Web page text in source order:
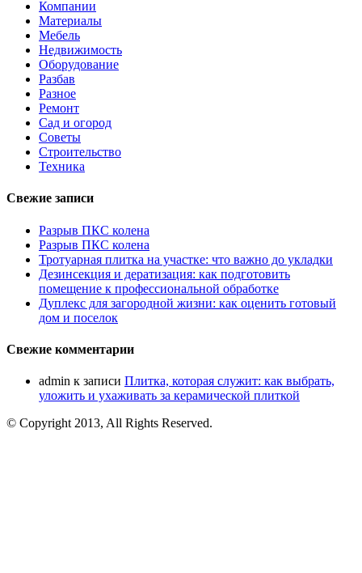
Компании
Материалы
Мебель
Недвижимость
Оборудование
Разбав
Разное
Ремонт
Сад и огород
Советы
Строительство
Техника
Свежие записи
Разрыв ПКС колена
Разрыв ПКС колена
Тротуарная плитка на участке: что важно до укладки
Дезинсекция и дератизация: как подготовить
помещение к профессиональной обработке
Дуплекс для загородной жизни: как оценить готовый
дом и поселок
Свежие комментарии
admin к записи Плитка, которая служит: как выбрать,
уложить и ухаживать за керамической плиткой
© Copyright 2013, All Rights Reserved.